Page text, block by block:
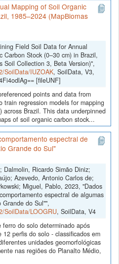
Mapping of Soil Organic
1985–2024 (MapBiomas
Field Soil Data for Annual
Carbon Stock (0–30 cm) in Brazil,
Soil Collection 3, Beta Version)",
SoilData/IUZOAK, SoilData, V3,
[fileUNF]
points and data from
regression models for mapping
across Brazil. This data underpinned
of soil organic carbon stock...
espectral de
Grande do Sul"
Dalmolin, Ricardo Simão Diniz;
Azevedo, Antonio Carlos de;
Miguel, Pablo, 2023, "Dados
espectral de algumas
Grande do Sul"",
SoilData/LOOGRU, SoilData, V4
do solo determinado após
perfis do solo - classificados em
unidades geomorfológicas
nas regiões do Planalto Médio,